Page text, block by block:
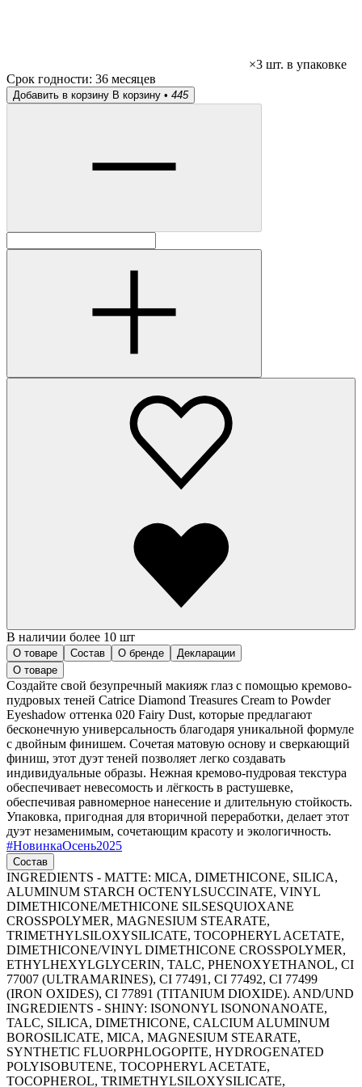
×3 шт. в упаковке
Срок годности: 36 месяцев
Добавить в корзину В корзину • 445
В наличии более 10 шт
О товаре Состав О бренде
Декларации
О товаре
Создайте свой безупречный макияж глаз с помощью кремово-
пудровых теней Catrice Diamond Treasures Cream to Powder
Eyeshadow оттенка 020 Fairy Dust, которые предлагают
бесконечную универсальность благодаря уникальной формуле
с двойным финишем. Сочетая матовую основу и сверкающий
финиш, этот дуэт теней позволяет легко создавать
индивидуальные образы. Нежная кремово-пудровая текстура
обеспечивает невесомость и лёгкость в растушевке,
обеспечивая равномерное нанесение и длительную стойкость.
Упаковка, пригодная для вторичной переработки, делает этот
дуэт незаменимым, сочетающим красоту и экологичность.
#НовинкаОсень2025
Состав
INGREDIENTS - MATTE: MICA, DIMETHICONE, SILICA,
ALUMINUM STARCH OCTENYLSUCCINATE, VINYL
DIMETHICONE/METHICONE SILSESQUIOXANE
CROSSPOLYMER, MAGNESIUM STEARATE,
TRIMETHYLSILOXYSILICATE, TOCOPHERYL ACETATE,
DIMETHICONE/VINYL DIMETHICONE CROSSPOLYMER,
ETHYLHEXYLGLYCERIN, TALC, PHENOXYETHANOL, CI
77007 (ULTRAMARINES), CI 77491, CI 77492, CI 77499
(IRON OXIDES), CI 77891 (TITANIUM DIOXIDE). AND/UND
INGREDIENTS - SHINY: ISONONYL ISONONANOATE,
TALC, SILICA, DIMETHICONE, CALCIUM ALUMINUM
BOROSILICATE, MICA, MAGNESIUM STEARATE,
SYNTHETIC FLUORPHLOGOPITE, HYDROGENATED
POLYISOBUTENE, TOCOPHERYL ACETATE,
TOCOPHEROL, TRIMETHYLSILOXYSILICATE,